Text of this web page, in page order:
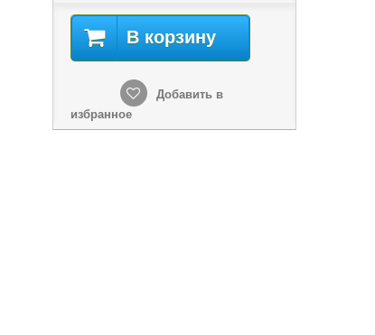
В корзину
Добавить в
избранное